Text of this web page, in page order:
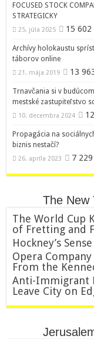
FOCUSED STOCK
STRATEGICKY
25. júla 2025 15 602
Archívy holokaustu
táborov online
21. mája 2019 13
Trnavčania si v
mestské zastupiteľstvo
10. decembra 2024
Propagácia na
biznis nestačí?
26. apríla 2023 7 229
The New
The World Cup
of Fretting and
Hockney’s
Opera
From the
Anti-Immigrant
Leave City on